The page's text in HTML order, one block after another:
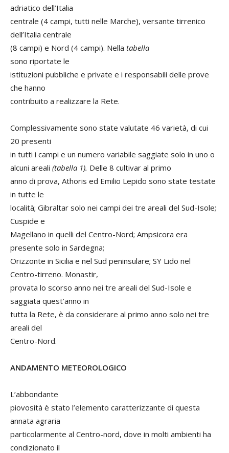
adriatico dell’Italia
centrale (4 campi, tutti nelle Marche), versante tirrenico
dell’Italia centrale
(8 campi) e Nord (4 campi). Nella tabella
sono riportate le
istituzioni pubbliche e private e i responsabili delle prove
che hanno
contribuito a realizzare la Rete.
Complessivamente sono state valutate 46 varietà, di cui
20 presenti
in tutti i campi e un numero variabile saggiate solo in uno o
alcuni areali (tabella 1). Delle 8 cultivar al primo
anno di prova, Athoris ed Emilio Lepido sono state testate
in tutte le
località; Gibraltar solo nei campi dei tre areali del Sud-Isole;
Cuspide e
Magellano in quelli del Centro-Nord; Ampsicora era
presente solo in Sardegna;
Orizzonte in Sicilia e nel Sud peninsulare; SY Lido nel
Centro-tirreno. Monastir,
provata lo scorso anno nei tre areali del Sud-Isole e
saggiata quest’anno in
tutta la Rete, è da considerare al primo anno solo nei tre
areali del
Centro-Nord.
ANDAMENTO METEOROLOGICO
L’abbondante
piovosità è stato l’elemento caratterizzante di questa
annata agraria
particolarmente al Centro-nord, dove in molti ambienti ha
condizionato il